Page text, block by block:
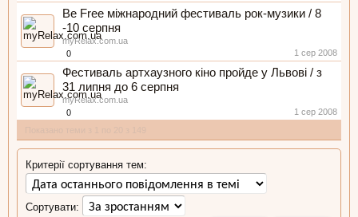
Be Free міжнародний фестиваль рок-музики / 8
-10 серпня
myRelax.com.ua
0
1 сер 2008
Фестиваль артхаузного кіно пройде у Львові / з
31 липня до 6 серпня
myRelax.com.ua
0
1 сер 2008
Критерії сортування тем:
Сортувати: